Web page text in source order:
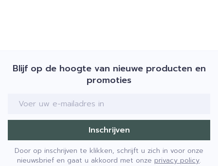
Blijf op de hoogte van nieuwe producten en
promoties
E-mail adres
Inschrijven
Door op inschrijven te klikken, schrijft u zich in voor onze
nieuwsbrief en gaat u akkoord met onze privacy policy.